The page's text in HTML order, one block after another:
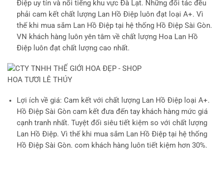
Điệp uy tín và nổi tiếng khu vực Đà Lạt. Những đối tác đều
phải cam kết chất lượng Lan Hồ Điệp luôn đạt loại A+. Vì
thế khi mua sắm Lan Hồ Điệp tại hệ thống Hồ Điệp Sài Gòn.
VN khách hàng luôn yên tâm về chất lượng Hoa Lan Hồ
Điệp luôn đạt chất lượng cao nhất.
Lợi ích về giá: Cam kết với chất lượng Lan Hồ Điệp loại A+.
Hồ Điệp Sài Gòn cam kết đưa đến tay khách hàng mức giá
cạnh tranh nhất. Tuyệt đối siêu tiết kiệm so với chất lượng
Lan Hồ Điệp. Vì thế khi mua sắm Lan Hồ Điệp tại hệ thống
Hồ Điệp Sài Gòn. com khách hàng luôn tiết kiệm hơn 30%.